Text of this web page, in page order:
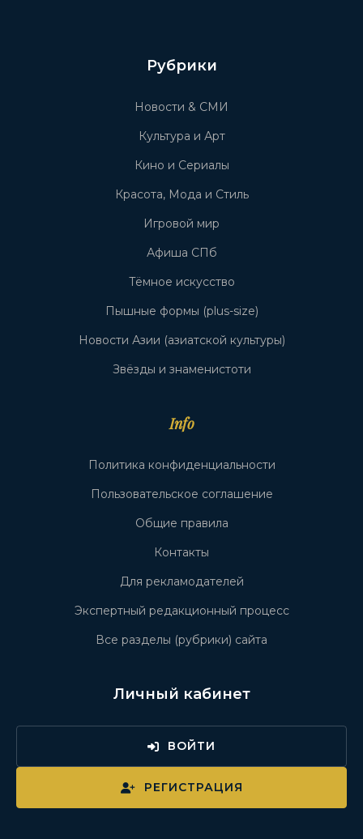
Рубрики
Новости & СМИ
Культура и Арт
Кино и Сериалы
Красота, Мода и Стиль
Игровой мир
Афиша СПб
Тёмное искусство
Пышные формы (plus-size)
Новости Азии (азиатской культуры)
Звёзды и знаменистоти
Info
Политика конфиденциальности
Пользовательское соглашение
Общие правила
Контакты
Для рекламодателей
Экспертный редакционный процесс
Все разделы (рубрики) сайта
Личный кабинет
ВОЙТИ
РЕГИСТРАЦИЯ